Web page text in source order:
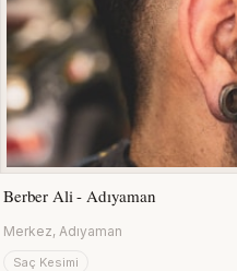
Berber Ali - Adıyaman
Merkez, Adıyaman
Saç Kesimi